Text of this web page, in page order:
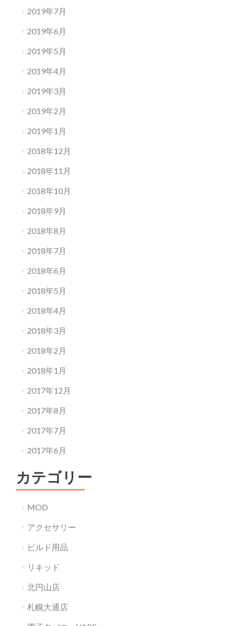
2019年7月
2019年6月
2019年5月
2019年4月
2019年3月
2019年2月
2019年1月
2018年12月
2018年11月
2018年10月
2018年9月
2018年8月
2018年7月
2018年6月
2018年5月
2018年4月
2018年3月
2018年2月
2018年1月
2017年12月
2017年8月
2017年7月
2017年6月
カテゴリー
MOD
アクセサリー
ビルド用品
リキッド
北円山店
札幌大通店